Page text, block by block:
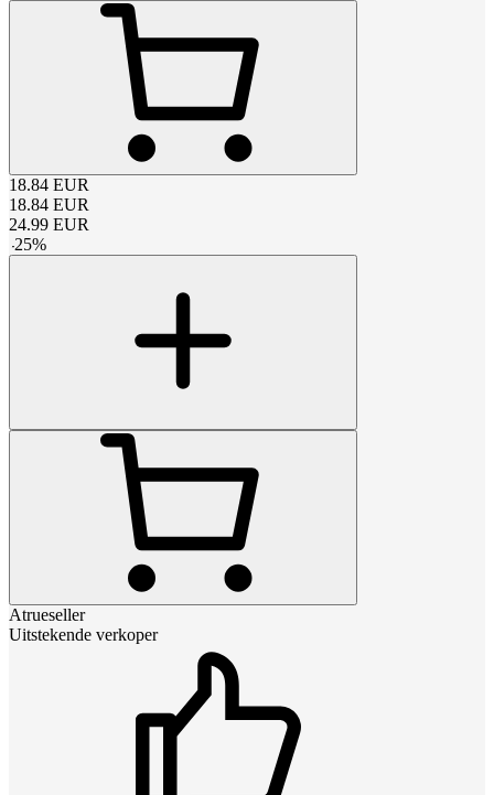
18.84 EUR
18.84 EUR
24.99 EUR
-25%
Atrueseller
Uitstekende verkoper